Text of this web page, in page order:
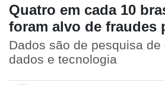
Quatro em cada 10
foram alvo de fraudes
Dados são de pesquisa de
dados e tecnologia